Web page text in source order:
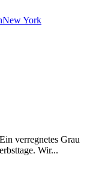
New York
verregnetes Grau
Wir...